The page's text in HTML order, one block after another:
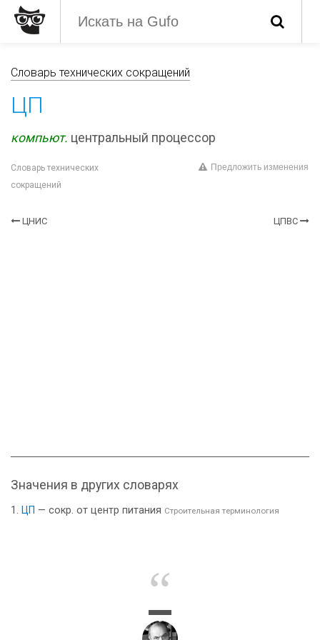
Словарь технических сокращений
ЦП
компьют. центральный процессор
Словарь технических
сокращений
Предложить изменения
ЦНИС ЦПВС
Значения в других словарях
ЦП — сокр. от центр питания Строительная терминология